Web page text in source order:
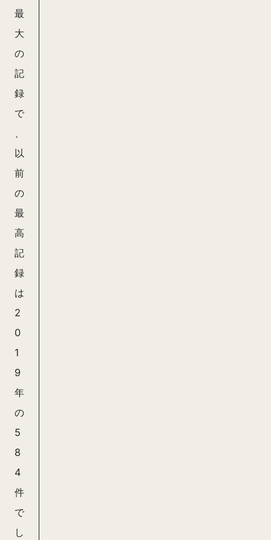
最
大
の
記
録
で
以
前
の
最
高
記
録
は
2
0
1
9
年
の
5
8
4
件
で
し